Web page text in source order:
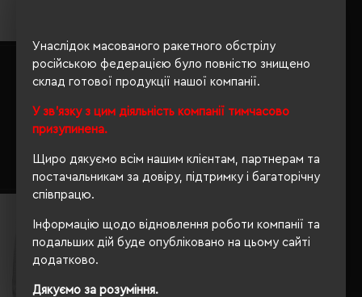
Унаслідок масованого ракетного обстрілу
російською федерацією було повністю знищено
склад готової продукції нашої компанії.
У зв'язку з цим діяльність компанії тимчасово
призупинена.
Щиро дякуємо всім нашим клієнтам, партнерам та
постачальникам за довіру, підтримку і багаторічну
співпрацю.
Інформацію щодо відновлення роботи компанії та
подальших дій буде опубліковано на цьому сайті
додатково.
Дякуємо за розуміння.
Кількість кольорів:
4
Худі SOL'S Slam сірий меланж -
13251350S
Кількість кольорів:
Худі на блискавці чоловіче
SOL'S Story червоний -
47000145XL
Детальніше...